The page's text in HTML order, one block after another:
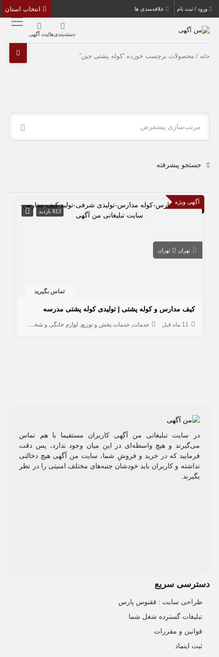
ورود / ثبت نام علاقه‌مندی ها
دسته‌بندی‌هاثبت آگهی
خانه / محصولات برچسب خورده “کوله پشتی جین”
مرتب‌سازی پیشفرض
جستجو پیشرفته
آگهی ویژه
813 بازدید
تهران تهران
تماس بگیرید
کیف مدارس و کوله پشتی | تولیدی کوله پشتی مدرسه
11 ماه قبل خدمات خدمات پخش و توزیع لوازم خانگی و شخصی
در سایت تبلیغاتی من آگهی کاربران مستقیما با هم تماس
می‌گیرند و هیچ واسطه‌ای در این میان وجود ندارد، پس دقت
فرمایید که در خرید و فروشِ شما، سایت من آگهی هیچ دخالتی
نداشته و کاربران باید خودشان جنبه‌های مختلف امنیتی را در نظر
بگیرند.
دسترسی سریع
طراحی سایت :‌ ققنوس پارس
تبلیغات گسترده شغل شما
قوانین و مقررات
ثبت اینماد